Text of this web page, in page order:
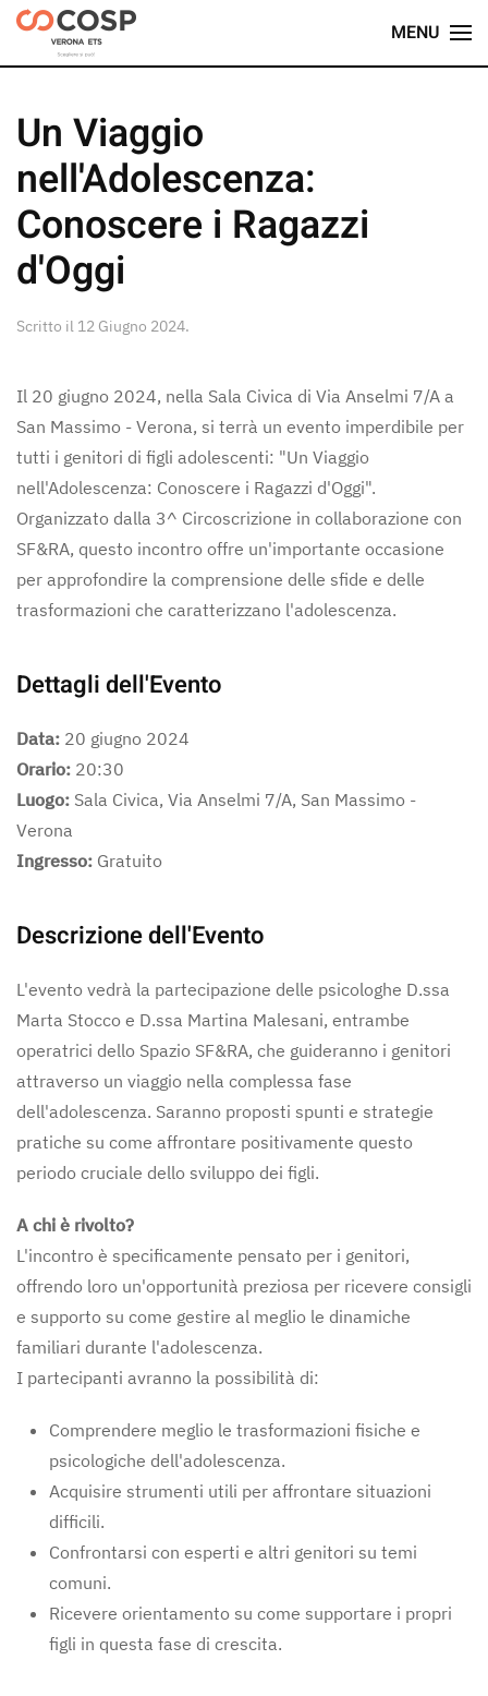
Skip
main
content
MENU
Un Viaggio
nell'Adolescenza:
Conoscere i Ragazzi
d'Oggi
Scritto il 12 Giugno 2024.
Il 20 giugno 2024, nella Sala Civica di Via Anselmi 7/A a
San Massimo - Verona, si terrà un evento imperdibile per
tutti i genitori di figli adolescenti: "Un Viaggio
nell'Adolescenza: Conoscere i Ragazzi d'Oggi".
Organizzato dalla 3^ Circoscrizione in collaborazione con
SF&RA, questo incontro offre un'importante occasione
per approfondire la comprensione delle sfide e delle
trasformazioni che caratterizzano l'adolescenza.
Dettagli dell'Evento
Data: 20 giugno 2024
Orario: 20:30
Luogo: Sala Civica, Via Anselmi 7/A, San Massimo -
Verona
Ingresso: Gratuito
Descrizione dell'Evento
L'evento vedrà la partecipazione delle psicologhe D.ssa
Marta Stocco e D.ssa Martina Malesani, entrambe
operatrici dello Spazio SF&RA, che guideranno i genitori
attraverso un viaggio nella complessa fase
dell'adolescenza. Saranno proposti spunti e strategie
pratiche su come affrontare positivamente questo
periodo cruciale dello sviluppo dei figli.
A chi è rivolto?
L'incontro è specificamente pensato per i genitori,
offrendo loro un'opportunità preziosa per ricevere consigli
e supporto su come gestire al meglio le dinamiche
familiari durante l'adolescenza.
I partecipanti avranno la possibilità di:
Comprendere meglio le trasformazioni fisiche e
psicologiche dell'adolescenza.
Acquisire strumenti utili per affrontare situazioni
difficili.
Confrontarsi con esperti e altri genitori su temi
comuni.
Ricevere orientamento su come supportare i propri
figli in questa fase di crescita.